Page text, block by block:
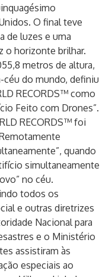
O final teve
de luzes e uma
o horizonte brilhar.
metros de altura,
céu do mundo, definiu
RECORDS™ como
Feito com Drones”.
RECORDS™ foi
quando
simultaneamente
no céu.
todos os
e outras diretrizes
Nacional para
e o Ministério
assistiram às
especiais ao